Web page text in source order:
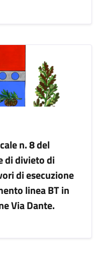
n. 8 del
di divieto di
di esecuzione
linea BT in
Via Dante.